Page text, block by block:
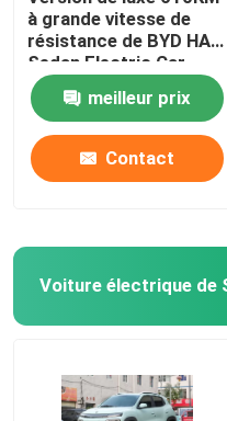
Voiture électrique de
Mini Electric Car
Voiture électrique de
Véhicules de BYD
à grande vitesse de
résistance de BYD HAN
Sedan Electric Car
Long
meilleur prix
Contact
Voiture électrique de